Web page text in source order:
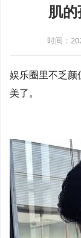
肌
时间：
娱乐圈里不乏
美了。